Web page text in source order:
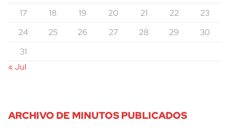
17 18 19 20 21 22
23
24
25 26 27 28 29
30
31
« Jul
ARCHIVO DE MINUTOS PUBLICADOS